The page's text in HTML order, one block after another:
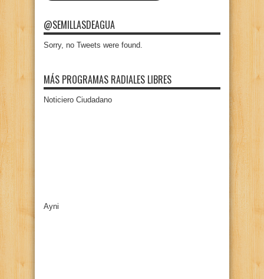
@SEMILLASDEAGUA
Sorry, no Tweets were found.
MÁS PROGRAMAS RADIALES LIBRES
Noticiero Ciudadano
Ayni